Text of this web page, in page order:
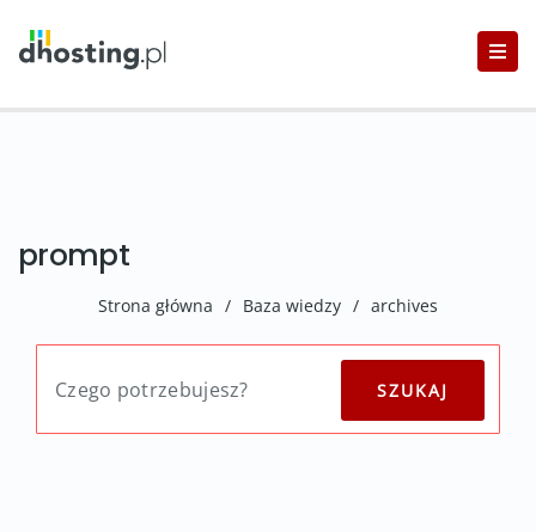
prompt
Strona główna / Baza wiedzy / archives